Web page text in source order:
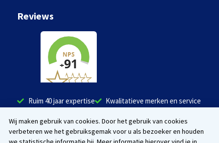
Reviews
Ruim 40 jaar expertise
Kwalitatieve merken en service
Facebook Instagram
Wij maken gebruik van cookies. Door het gebruik van cookies
verbeteren we het gebruiksgemak voor u als bezoeker en houden